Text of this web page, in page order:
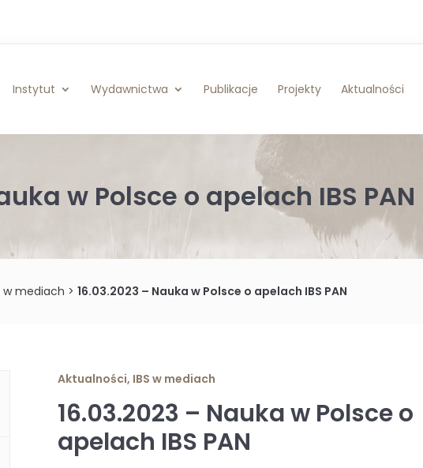
Instytut Wydawnictwa Publikacje Projekty Aktualności
w Polsce o apelach IBS PAN
w mediach >16.03.2023 – Nauka w Polsce o apelach IBS PAN
Aktualności, IBS w mediach
16.03.2023 – Nauka w Polsce o
apelach IBS PAN